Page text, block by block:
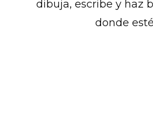
dibuja, escribe y haz
donde